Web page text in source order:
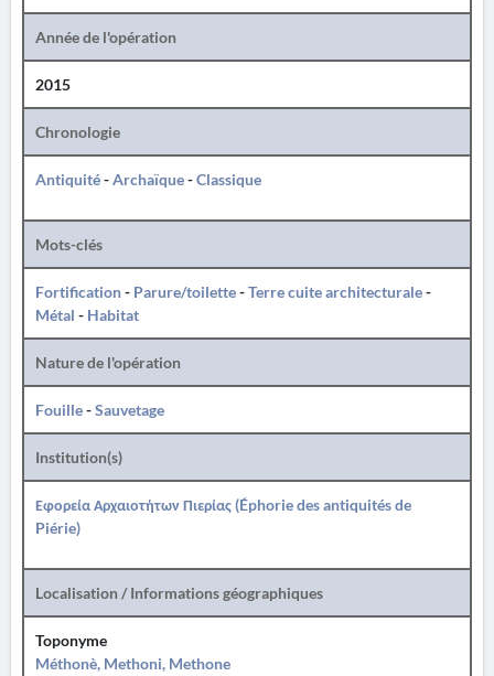
Année de l'opération
2015
Chronologie
Antiquité-Archaïque-Classique
Mots-clés
Fortification- Parure/toilette-Terre cuite architecturale-
Métal - Habitat
Nature de l'opération
Fouille-Sauvetage
Institution(s)
Εφορεία Αρχαιοτήτων Πιερίας (Éphorie des antiquités de
Piérie)
Localisation / Informations géographiques
Toponyme
Méthonè, Methoni, Methone